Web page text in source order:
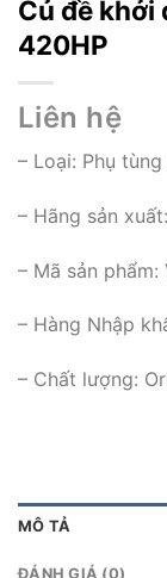
Củ đề khởi
420HP
Liên hệ
– Loại: Phụ
– Hãng sản
– Mã sản
– Hàng Nhập
– Chất lượng:
MÔ TẢ
ĐÁNH GIÁ (0)